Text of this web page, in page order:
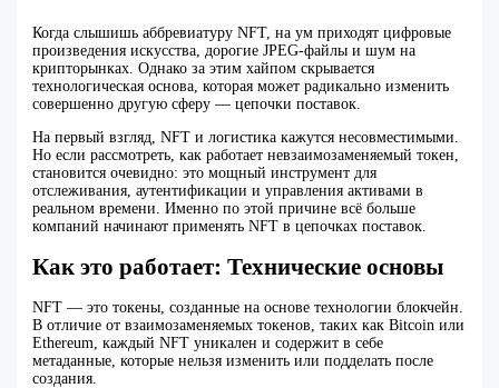
Когда слышишь аббревиатуру NFT, на ум приходят цифровые
произведения искусства, дорогие JPEG-файлы и шум на
крипторынках. Однако за этим хайпом скрывается
технологическая основа, которая может радикально изменить
совершенно другую сферу — цепочки поставок.
На первый взгляд, NFT и логистика кажутся несовместимыми.
Но если рассмотреть, как работает невзаимозаменяемый токен,
становится очевидно: это мощный инструмент для
отслеживания, аутентификации и управления активами в
реальном времени. Именно по этой причине всё больше
компаний начинают применять NFT в цепочках поставок.
Как это работает: Технические основы
NFT — это токены, созданные на основе технологии блокчейн.
В отличие от взаимозаменяемых токенов, таких как Bitcoin или
Ethereum, каждый NFT уникален и содержит в себе
метаданные, которые нельзя изменить или подделать после
создания.